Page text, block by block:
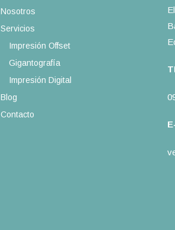
Nosotros
Servicios
Impresión Offset
Gigantografía
Impresión Digital
Blog
Contacto